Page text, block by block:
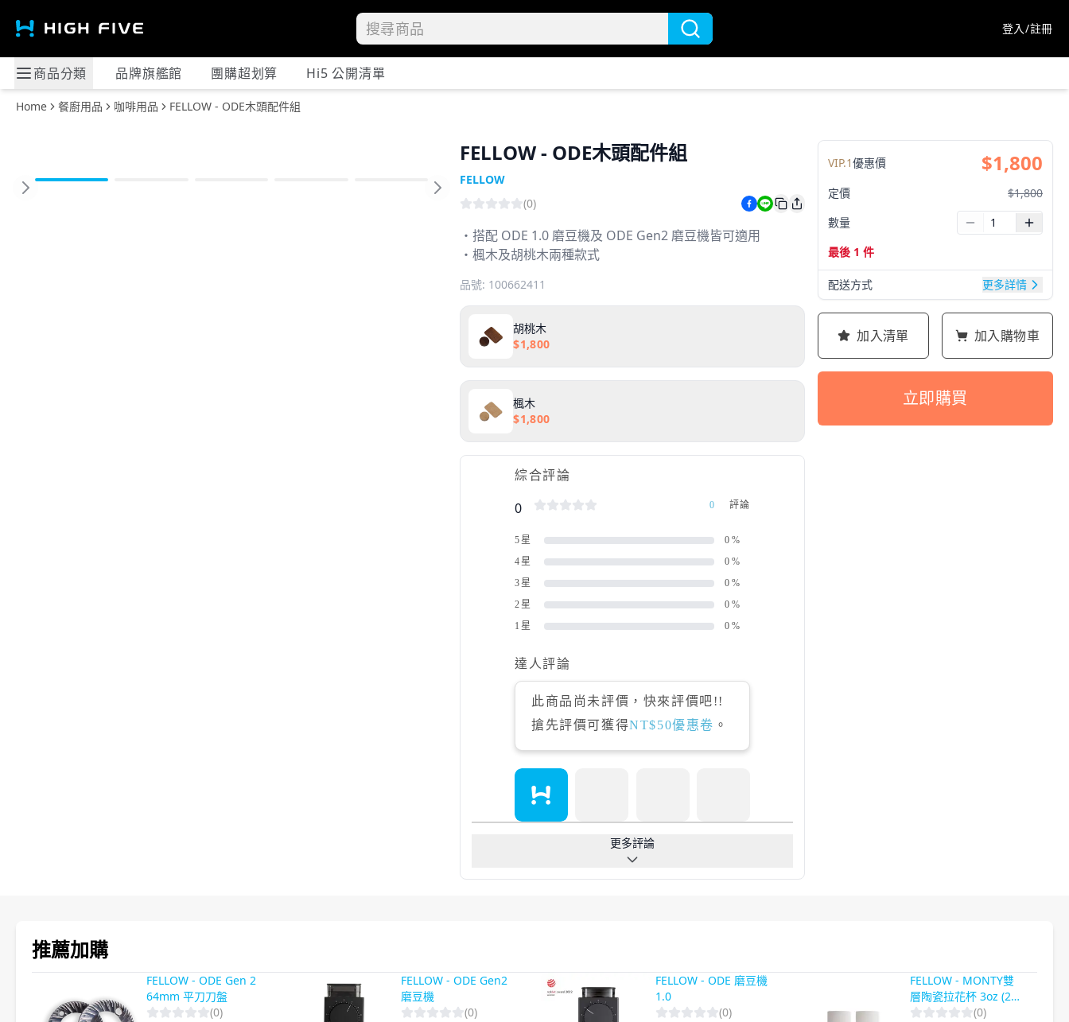
登入/註冊
商品分類 品牌旗艦館 團購超划算 Hi5 公開清單
Home 餐廚用品 咖啡用品 FELLOW - ODE木頭配件組
Previous slide Next slide
FELLOW - ODE木頭配件組
FELLOW
(0)
・搭配 ODE 1.0 磨豆機及 ODE Gen2 磨豆機皆可適用
・楓木及胡桃木兩種款式
品號: 100662411
胡桃木
$1,800
楓木
$1,800
綜合評論
0 評論
0
5星 0 %
4星
0 %
3星
0 %
2星
0 %
1星
0 %
達人評論
此商品尚未評價，快來評價吧!!
搶先評價可獲得NT$50優惠卷 。
更多評論
VIP.1優惠價 $1,800
定價 $1,800
數量
最後 1 件
配送方式 更多詳情
加入清單 加入購物車
立即購買
推薦加購
FELLOW - ODE Gen 2
64mm 平刀刀盤
(0)
FELLOW - ODE Gen2
磨豆機
(0)
FELLOW - ODE 磨豆機
1.0
(0)
FELLOW - MONTY雙
層陶瓷拉花杯 3oz (2
入)
(0)